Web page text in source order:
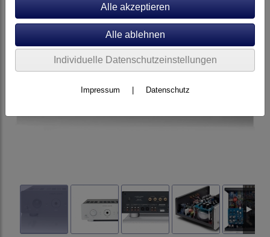
Individuelle Datenschutzeinstellungen
Impressum Datenschutz